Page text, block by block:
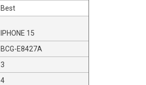
Best
IPHONE 15
BCG-E8427A
3
4